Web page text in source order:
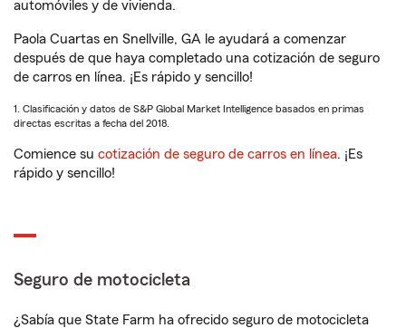
automóviles y de vivienda.
Paola Cuartas en Snellville, GA le ayudará a comenzar
después de que haya completado una cotización de seguro
de carros en línea. ¡Es rápido y sencillo!
1. Clasificación y datos de S&P Global Market Intelligence basados en primas
directas escritas a fecha del 2018.
Comience su cotización de seguro de carros en línea. ¡Es
rápido y sencillo!
Seguro de motocicleta
¿Sabía que State Farm ha ofrecido seguro de motocicleta